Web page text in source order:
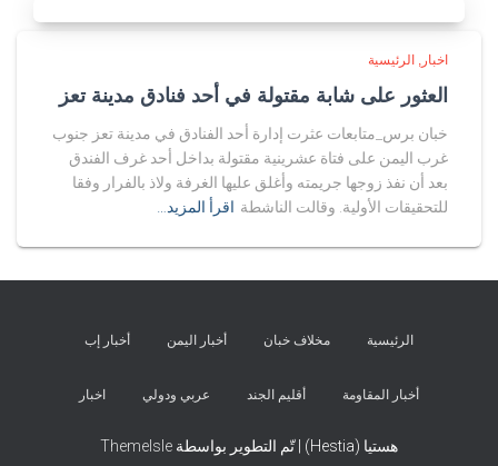
اخبار الرئيسية
العثور على شابة مقتولة في أحد فنادق مدينة تعز
خبان برس_متابعات عثرت إدارة أحد الفنادق في مدينة تعز جنوب
غرب اليمن على فتاة عشرينية مقتولة بداخل أحد غرف الفندق
بعد أن نفذ زوجها جريمته وأغلق عليها الغرفة ولاذ بالفرار وفقا
للتحقيقات الأولية. وقالت الناشطة اقرأ المزيد…
الرئيسية مخلاف خبان أخبار اليمن أخبار إب
أخبار المقاومة أقليم الجند عربي ودولي اخبار
هستيا (Hestia) | تّم التطوير بواسطة ThemeIsle